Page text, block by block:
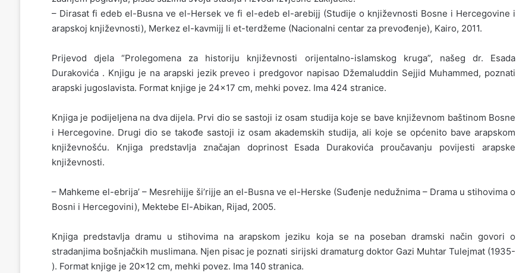
– Dirasat fi edeb el-Busna ve el-Hersek ve fi el-edeb el-arebijj (Studije o književnosti Bosne i Hercegovine i
arapskoj književnosti), Merkez el-kavmijj li et-terdžeme (Nacionalni centar za prevođenje), Kairo, 2011.
Prijevod djela “Prolegomena za historiju književnosti orijentalno-islamskog kruga”, našeg dr. Esada
Durakovića . Knjigu je na arapski jezik preveo i predgovor napisao Džemaluddin Sejjid Muhammed, poznati
arapski jugoslavista. Format knjige je 24×17 cm, mehki povez. Ima 424 stranice.
Knjiga je podijeljena na dva dijela. Prvi dio se sastoji iz osam studija koje se bave književnom baštinom Bosne
i Hercegovine. Drugi dio se takođe sastoji iz osam akademskih studija, ali koje se općenito bave arapskom
književnošću. Knjiga predstavlja značajan doprinost Esada Durakovića proučavanju povijesti arapske
književnosti.
– Mahkeme el-ebrija’ – Mesrehijje ši’rijje an el-Busna ve el-Herske (Suđenje nedužnima – Drama u stihovima o
Bosni i Hercegovini), Mektebe El-Abikan, Rijad, 2005.
Knjiga predstavlja dramu u stihovima na arapskom jeziku koja se na poseban dramski način govori o
stradanjima bošnjačkih muslimana. Njen pisac je poznati sirijski dramaturg doktor Gazi Muhtar Tulejmat (1935-
). Format knjige je 20×12 cm, mehki povez. Ima 140 stranica.